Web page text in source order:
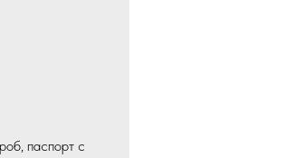
паспорт с